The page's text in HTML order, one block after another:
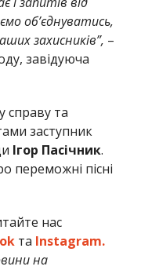
об’єднуватись,
захисників”, –
завідуюча
справу та
заступник
Ігор Пасічник.
переможні пісні
нас
та Instagram.
на